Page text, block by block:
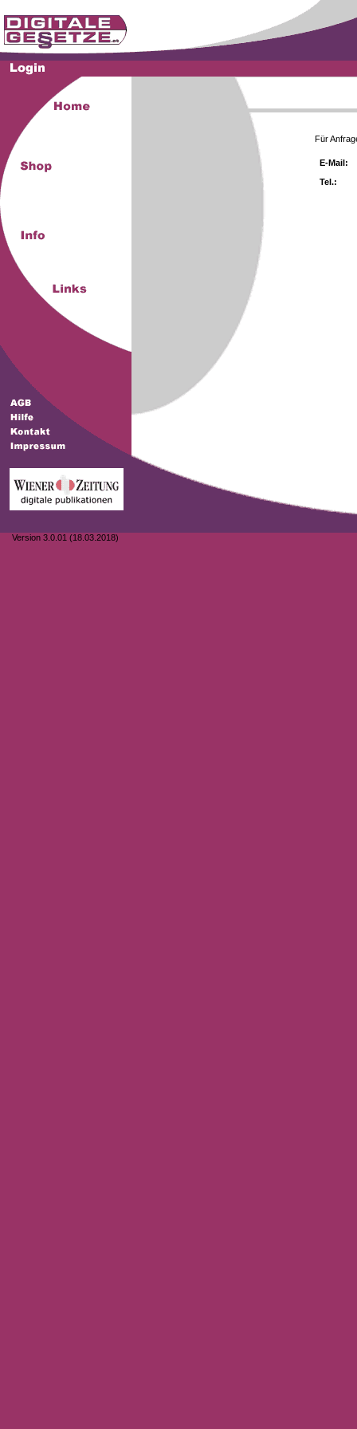
Version 3.0.01 (18.03.2018)
Für
E-Mail:
Tel.: